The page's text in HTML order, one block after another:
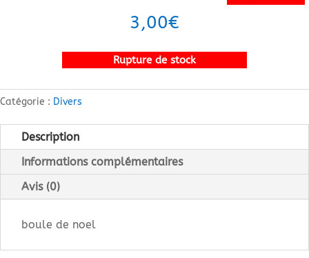
3,00€
Rupture de stock
Catégorie : Divers
Description
Informations complémentaires
Avis (0)
boule de noel